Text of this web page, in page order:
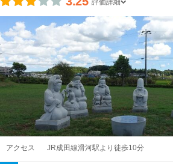
アクセス JR成田線滑河駅より徒歩10分